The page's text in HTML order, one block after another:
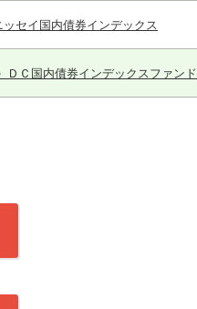
ッセイ国内債券インデックス
ＤＣ国内債券インデックスファンド